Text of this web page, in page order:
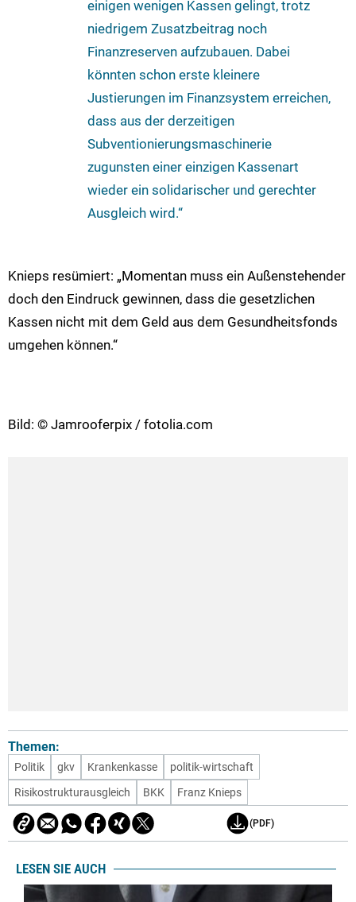
einigen wenigen Kassen gelingt, trotz
niedrigem Zusatzbeitrag noch
Finanzreserven aufzubauen. Dabei
könnten schon erste kleinere
Justierungen im Finanzsystem erreichen,
dass aus der derzeitigen
Subventionierungsmaschinerie
zugunsten einer einzigen Kassenart
wieder ein solidarischer und gerechter
Ausgleich wird.“
Knieps resümiert: „Momentan muss ein Außenstehender
doch den Eindruck gewinnen, dass die gesetzlichen
Kassen nicht mit dem Geld aus dem Gesundheitsfonds
umgehen können.“
Bild: © Jamrooferpix / fotolia.com
Themen:
Politik gkv Krankenkasse
politik-wirtschaft
Risikostrukturausgleich
BKK Franz Knieps
(PDF)
LESEN SIE AUCH